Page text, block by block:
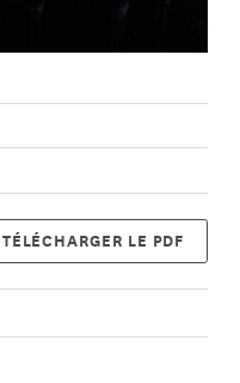
TÉLÉCHARGER LE PDF